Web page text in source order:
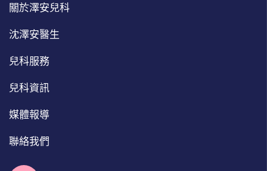
關於澤安兒科
沈澤安醫生
兒科服務
兒科資訊
媒體報導
聯絡我們